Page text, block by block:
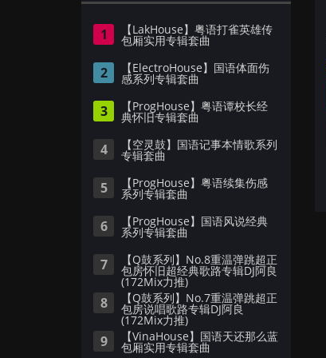
1 【LakHouse】粤语打雀英雄传
包厢实用专辑套曲
2 【ElectroHouse】国语体面伤
感系列专辑套曲
3 【ProgHouse】粤语谭校长经
典怀旧专辑套曲
4 【空灵鼓】国语记事本情歌系列
专辑套曲
5 【ProgHouse】粤语续集伤感
系列专辑套曲
6 【ProgHouse】国语风说经典
系列专辑套曲
7 【Q鼓系列】No.8重温弹跳超正
包房怀旧超经典歌路专辑DJ阿良
(172Mix力推)
8 【Q鼓系列】No.7重温弹跳超正
包房说唱歌路专辑DJ阿良
(172Mix力推)
9 【VinaHouse】国语天还那么蓝
包厢实用专辑套曲